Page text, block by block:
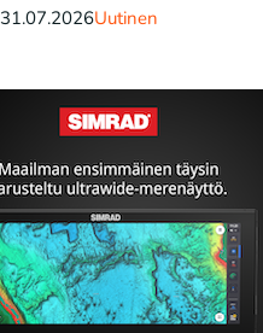
31.07.2026Uutinen